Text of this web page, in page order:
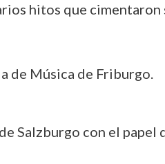
hitos que cimentaron
de Música de Friburgo.
Salzburgo con el papel